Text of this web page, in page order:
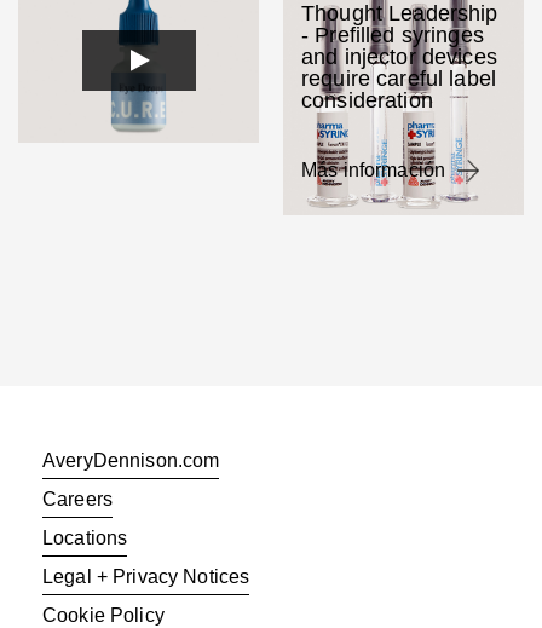
Thought Leadership
- Prefilled syringes
and injector devices
require careful label
consideration
Más información
AveryDennison.com
Careers
Locations
Legal + Privacy Notices
Cookie Policy